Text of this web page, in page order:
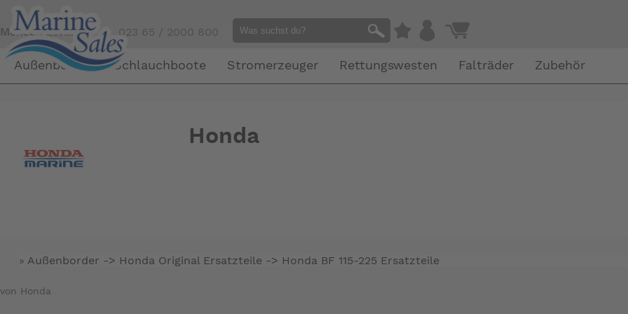
Mensch gefällig?Tel. 023 65 / 2000 800
Außenborder Schlauchboote Stromerzeuger Rettungswesten Falträder Zubehör
Honda
» Außenborder -> Honda Original Ersatzteile -> Honda BF 115-225 Ersatzteile
von Honda